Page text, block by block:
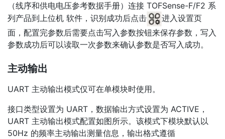
（线序和供电电压参考数据手册）连接 TOFSense-F/F2 系
列产品到上位机 软件，识别成功后点击
进入设置页
面，配置完参数后需要点击写入参数按钮来保存参数，写入
参数成功后可以读取一次参数来确认参数是否写入成功。
主动输出
UART 主动输出模式仅可在单模块时使用。
接口类型设置为 UART，数据输出方式设置为 ACTIVE，
UART 主动输出模式配置如图所示。该模式下模块默认以
50Hz 的频率主动输出测量信息，输出格式遵循